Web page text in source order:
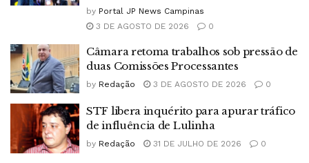
by Portal JP News Campinas
3 DE AGOSTO DE 2026
0
Câmara retoma trabalhos sob pressão de
duas Comissões Processantes
by Redação 3 DE AGOSTO DE 2026 0
STF libera inquérito para apurar tráfico
de influência de Lulinha
by Redação 31 DE JULHO DE 2026 0